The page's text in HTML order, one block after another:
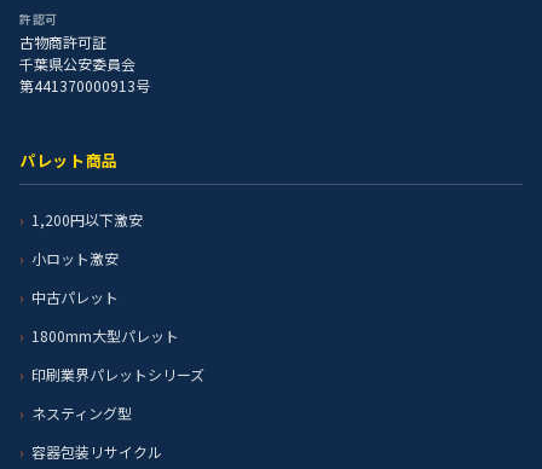
許認可
古物商許可証
千葉県公安委員会
第441370000913号
パレット商品
1,200円以下激安
小ロット激安
中古パレット
1800mm大型パレット
印刷業界パレットシリーズ
ネスティング型
容器包装リサイクル